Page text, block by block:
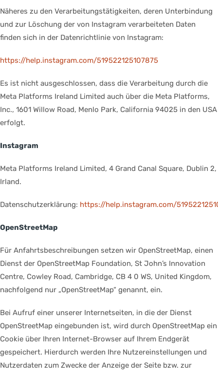
Näheres zu den Verarbeitungstätigkeiten, deren Unterbindung
und zur Löschung der von Instagram verarbeiteten Daten
finden sich in der Datenrichtlinie von Instagram:
https://help.instagram.com/519522125107875
Es ist nicht ausgeschlossen, dass die Verarbeitung durch die
Meta Platforms Ireland Limited auch über die Meta Platforms,
Inc., 1601 Willow Road, Menlo Park, California 94025 in den USA
erfolgt.
Instagram
Meta Platforms Ireland Limited, 4 Grand Canal Square, Dublin 2,
Irland.
Datenschutzerklärung: https://help.instagram.com/
OpenStreetMap
Für Anfahrtsbeschreibungen setzen wir OpenStreetMap, einen
Dienst der OpenStreetMap Foundation, St John’s Innovation
Centre, Cowley Road, Cambridge, CB 4 0 WS, United Kingdom,
nachfolgend nur „OpenStreetMap“ genannt, ein.
Bei Aufruf einer unserer Internetseiten, in die der Dienst
OpenStreetMap eingebunden ist, wird durch OpenStreetMap ein
Cookie über Ihren Internet-Browser auf Ihrem Endgerät
gespeichert. Hierdurch werden Ihre Nutzereinstellungen und
Nutzerdaten zum Zwecke der Anzeige der Seite bzw. zur